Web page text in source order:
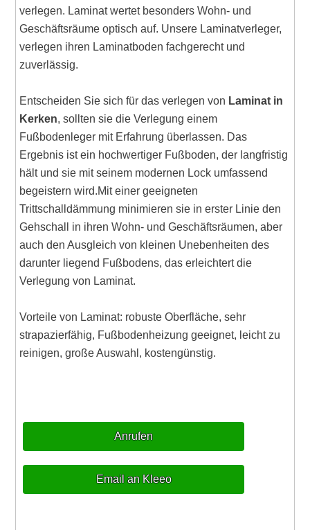
verlegen. Laminat wertet besonders Wohn- und
Geschäftsräume optisch auf. Unsere Laminatverleger,
verlegen ihren Laminatboden fachgerecht und
zuverlässig.
Entscheiden Sie sich für das verlegen von Laminat in
Kerken, sollten sie die Verlegung einem
Fußbodenleger mit Erfahrung überlassen. Das
Ergebnis ist ein hochwertiger Fußboden, der langfristig
hält und sie mit seinem modernen Lock umfassend
begeistern wird.Mit einer geeigneten
Trittschalldämmung minimieren sie in erster Linie den
Gehschall in ihren Wohn- und Geschäftsräumen, aber
auch den Ausgleich von kleinen Unebenheiten des
darunter liegend Fußbodens, das erleichtert die
Verlegung von Laminat.
Vorteile von Laminat: robuste Oberfläche, sehr
strapazierfähig, Fußbodenheizung geeignet, leicht zu
reinigen, große Auswahl, kostengünstig.
Anrufen
Email an Kleeo